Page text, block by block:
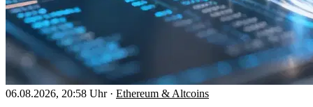
06.08.2026, 20:58 Uhr · Ethereum & Altcoins